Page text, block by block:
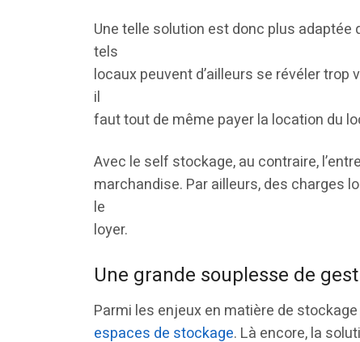
Une telle solution est donc plus adaptée
tels
locaux peuvent d’ailleurs se révéler
il
faut tout de même payer la location du
Avec le self stockage, au contraire,
marchandise. Par ailleurs, des charges
le
loyer.
Une grande souplesse de
Parmi les enjeux en matière de
espaces de stockage. Là encore, la